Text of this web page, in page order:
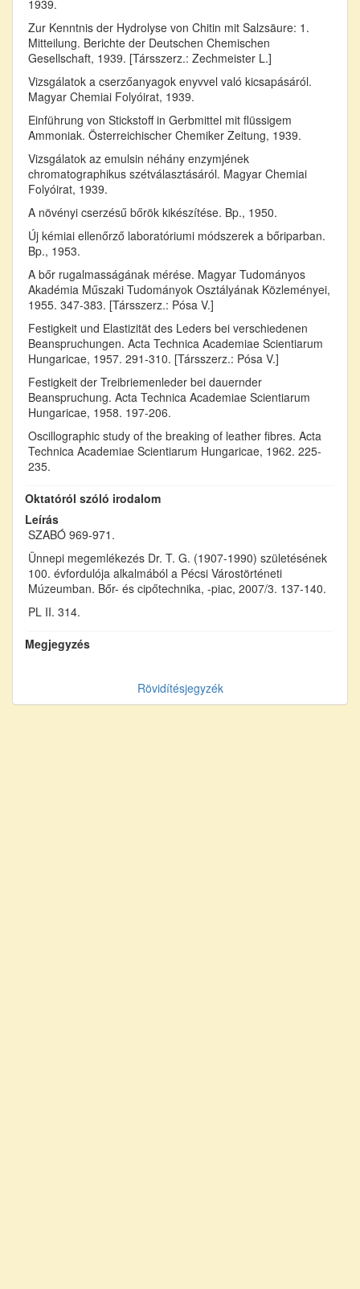
1939.
Zur Kenntnis der Hydrolyse von Chitin mit Salzsäure: 1.
Mitteilung. Berichte der Deutschen Chemischen
Gesellschaft, 1939. [Társszerz.: Zechmeister L.]
Vizsgálatok a cserzőanyagok enyvvel való kicsapásáról.
Magyar Chemiai Folyóirat, 1939.
Einführung von Stickstoff in Gerbmittel mit flüssigem
Ammoniak. Österreichischer Chemiker Zeitung, 1939.
Vizsgálatok az emulsin néhány enzymjének
chromatographikus szétválasztásáról. Magyar Chemiai
Folyóirat, 1939.
A növényi cserzésű bőrök kikészítése. Bp., 1950.
Új kémiai ellenőrző laboratóriumi módszerek a bőriparban.
Bp., 1953.
A bőr rugalmasságának mérése. Magyar Tudományos
Akadémia Műszaki Tudományok Osztályának Közleményei,
1955. 347-383. [Társszerz.: Pósa V.]
Festigkeit und Elastizität des Leders bei verschiedenen
Beanspruchungen. Acta Technica Academiae Scientiarum
Hungaricae, 1957. 291-310. [Társszerz.: Pósa V.]
Festigkeit der Treibriemenleder bei dauernder
Beanspruchung. Acta Technica Academiae Scientiarum
Hungaricae, 1958. 197-206.
Oscillographic study of the breaking of leather fibres. Acta
Technica Academiae Scientiarum Hungaricae, 1962. 225-
235.
Oktatóról szóló irodalom
Leírás
SZABÓ 969-971.
Ünnepi megemlékezés Dr. T. G. (1907-1990) születésének
100. évfordulója alkalmából a Pécsi Várostörténeti
Múzeumban. Bőr- és cipőtechnika, -piac, 2007/3. 137-140.
PL II. 314.
Megjegyzés
Rövidítésjegyzék